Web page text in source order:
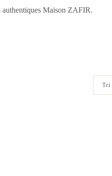
Maison ZAFIR.